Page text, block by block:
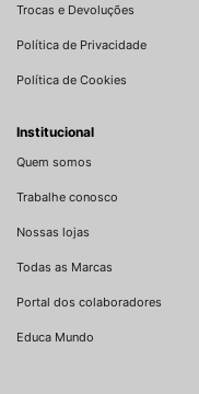
Trocas e Devoluções
Política de Privacidade
Política de Cookies
Institucional
Quem somos
Trabalhe conosco
Nossas lojas
Todas as Marcas
Portal dos colaboradores
Educa Mundo